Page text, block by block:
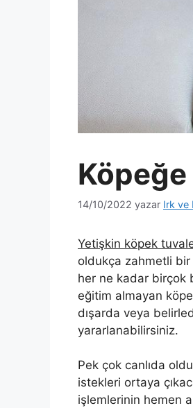
14/10/2022 yazar Irk ve
Yetişkin köpek
oldukça zahmetli
her ne kadar birçok
eğitim almayan
dışarda veya
yararlanabilirsiniz.
Pek çok canlıda
istekleri ortaya
işlemlerinin hemen